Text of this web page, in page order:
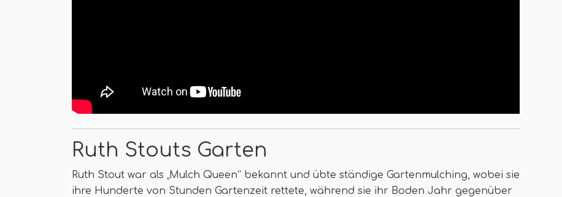
Ruth Stouts Garten
Ruth Stout war als „Mulch Queen“ bekannt und übte ständige Gartenmulching, wobei sie
ihre Hunderte von Stunden Gartenzeit rettete, während sie ihr Boden Jahr gegenüber